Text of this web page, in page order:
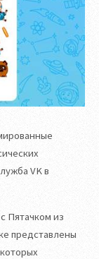
VK в
Пятачком из
представлены